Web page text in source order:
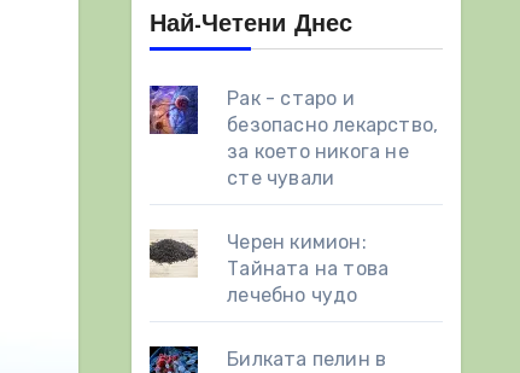
Най-Четени Днес
Рак - старо и
безопасно лекарство,
за което никога не
сте чували
Черен кимион:
Тайната на това
лечебно чудо
Билката пелин в